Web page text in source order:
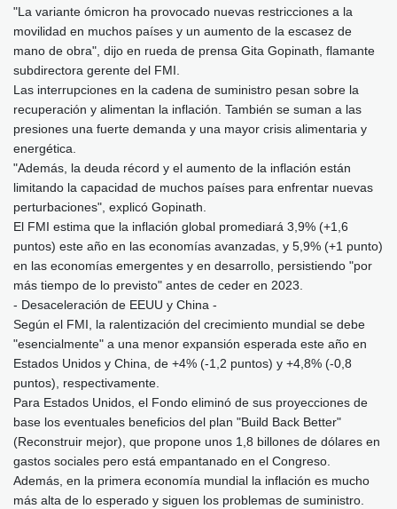
"La variante ómicron ha provocado nuevas restricciones a la
movilidad en muchos países y un aumento de la escasez de
mano de obra", dijo en rueda de prensa Gita Gopinath, flamante
subdirectora gerente del FMI.
Las interrupciones en la cadena de suministro pesan sobre la
recuperación y alimentan la inflación. También se suman a las
presiones una fuerte demanda y una mayor crisis alimentaria y
energética.
"Además, la deuda récord y el aumento de la inflación están
limitando la capacidad de muchos países para enfrentar nuevas
perturbaciones", explicó Gopinath.
El FMI estima que la inflación global promediará 3,9% (+1,6
puntos) este año en las economías avanzadas, y 5,9% (+1 punto)
en las economías emergentes y en desarrollo, persistiendo "por
más tiempo de lo previsto" antes de ceder en 2023.
- Desaceleración de EEUU y China -
Según el FMI, la ralentización del crecimiento mundial se debe
"esencialmente" a una menor expansión esperada este año en
Estados Unidos y China, de +4% (-1,2 puntos) y +4,8% (-0,8
puntos), respectivamente.
Para Estados Unidos, el Fondo eliminó de sus proyecciones de
base los eventuales beneficios del plan "Build Back Better"
(Reconstruir mejor), que propone unos 1,8 billones de dólares en
gastos sociales pero está empantanado en el Congreso.
Además, en la primera economía mundial la inflación es mucho
más alta de lo esperado y siguen los problemas de suministro.